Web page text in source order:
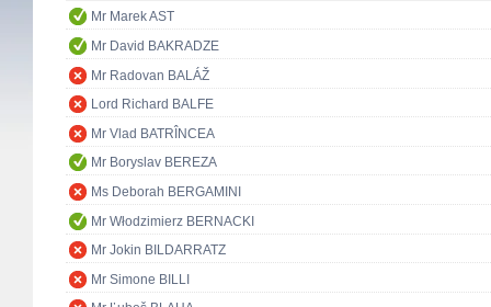
Mr Marek AST
Mr David BAKRADZE
Mr Radovan BALÁŽ
Lord Richard BALFE
Mr Vlad BATRÎNCEA
Mr Boryslav BEREZA
Ms Deborah BERGAMINI
Mr Włodzimierz BERNACKI
Mr Jokin BILDARRATZ
Mr Simone BILLI